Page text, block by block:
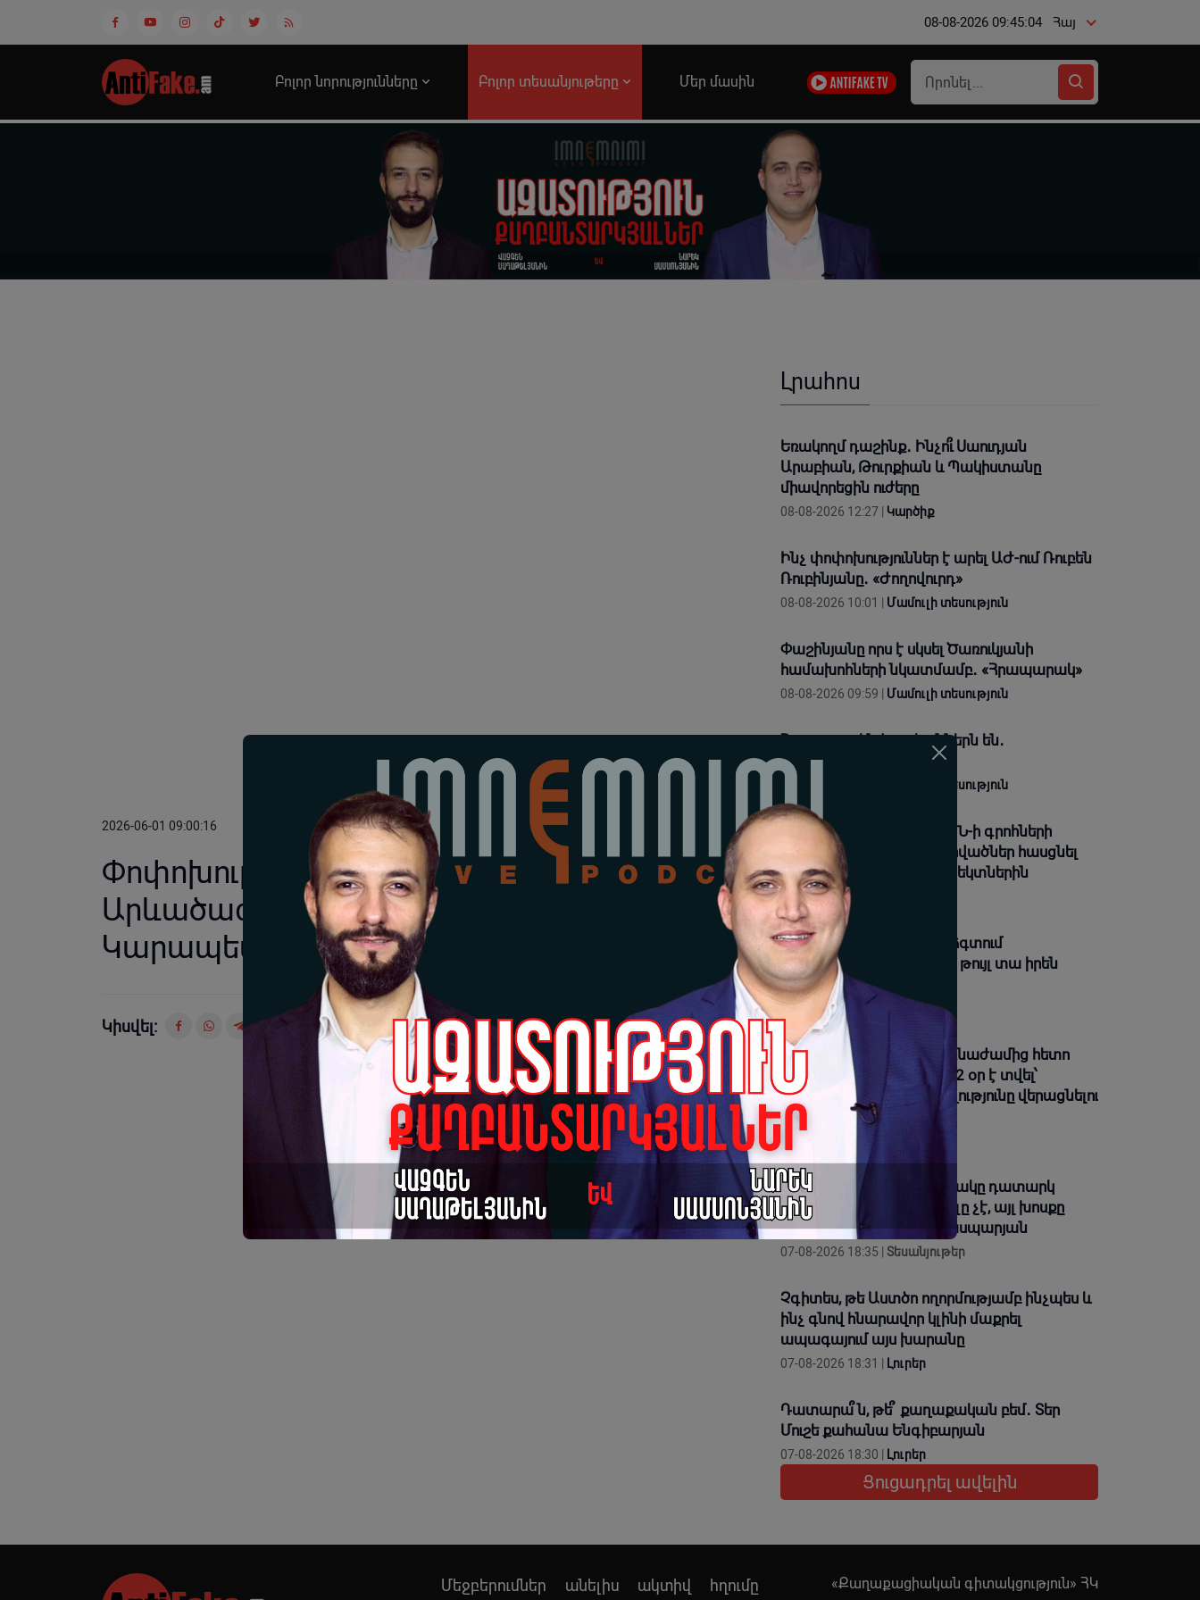
08-08-2026 09:45:05 Հայ
Բոլոր նորությունները Բոլոր տեսանյութերը Մեր մասին
2026-06-01 09:00:16
Փոփոխությունները գալիս են ուժեղ
Արևածագ ու ուժեղ Ծաթեր Սամվել
Կարապետյանի հետ #antifake_am
Կիսվել:
Լրահոս
Եռակողմ դաշինք․ Ինչո՞ւ Սաուդյան
Արաբիան, Թուրքիան և Պակիստանը
միավորեցին ուժերը
08-08-2026 12:27 | Կարծիք
Ինչ փոփոխություններ է արել ԱԺ-ում Ռուբեն
Ռուբինյանը․ «Ժողովուրդ»
08-08-2026 10:01 | Մամուլի տեսություն
Փաշինյանը որս է սկսել Ծառուկյանի
համախոհների նկատմամբ․ «Հրապարակ»
08-08-2026 09:59 | Մամուլի տեսություն
Հաջորդը զինվորականներն են․
«Հրապարակ»
Մամուլի տեսություն
Իրանը սպառնացել է ԱՄՆ-ի գրոհների
վերսկսման դեպքում հարվածներ հասցնել
Պարսից ծոցի էներգաօբյեկտներին
07-08-2026 23:59 |
Փեզեշքիան․ «Իրանը չի ձգտում
պատերազմի, սակայն չի թույլ տա իրեն
ահաբեկել»
07-08-2026 23:58 | Լուրեր
Սեուտայի միգրացիոն ճգնաժամից հետո
Իսպանիան Իտալիային 2 օր է տվել՝
սահմանային վերահսկողությունը վերացնելու
համար
07-08-2026 19:04 |
Այստեղ գտնվելու նպատակը դատարկ
բանավեճերի մասնակցելը չէ, այլ խոսքը
գործով ապացուցելը. Գասպարյան
07-08-2026 18:35 | Տեսանյութեր
Չգիտես, թե Աստծո ողորմությամբ ինչպես և
ինչ գնով հնարավոր կլինի մաքրել
ապագայում այս խարանը
07-08-2026 18:31 | Լուրեր
Դատարա՞ն, թե՞ քաղաքական բեմ․ Տեր
Մուշե քահանա Ենգիբարյան
07-08-2026 18:30 | Լուրեր
Ցուցադրել ավելին
Մեջբերումներ անելիս ակտիվ հղումը «Քաղաքացիական գիտակցություն» ՀԿ